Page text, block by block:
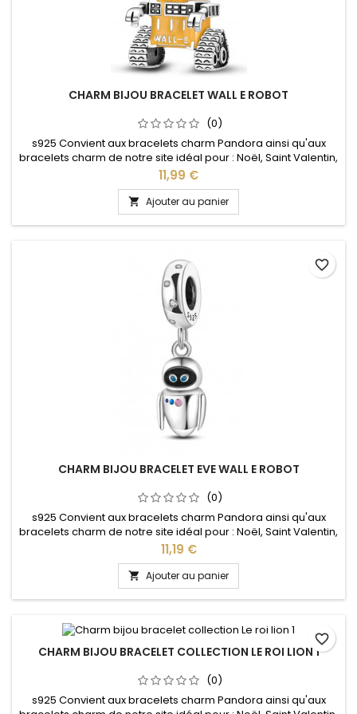
CHARM BIJOU BRACELET WALL E ROBOT
(0)
s925 Convient aux bracelets charm Pandora ainsi qu'aux
bracelets charm de notre site idéal pour : Noël, Saint Valentin,
anniversaire, anniversaire de mariage
Prix
11,99 €
 Ajouter au panier
CHARM BIJOU BRACELET EVE WALL E ROBOT
(0)
s925 Convient aux bracelets charm Pandora ainsi qu'aux
bracelets charm de notre site idéal pour : Noël, Saint Valentin,
anniversaire, anniversaire de mariage
Prix
11,19 €
 Ajouter au panier
favorite_border
CHARM BIJOU BRACELET COLLECTION LE ROI LION 1
(0)
s925 Convient aux bracelets charm Pandora ainsi qu'aux
favorite_border